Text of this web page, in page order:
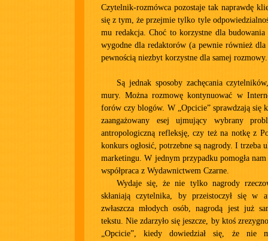
Czytelnik-rozmówca pozostaje tak naprawdę
się z tym, że przejmie tylko tyle
mu redakcja. Choć to korzystne dla
wygodne dla redaktorów (a pewnie również
pewnością niezbyt korzystne dla samej rozmowy.
Są jednak sposoby zachęcania
mury. Można rozmowę kontynuować w
forów czy blogów. W „Opcicie” sprawdzają się
zaangażowany esej ujmujący wybrany
antropologiczną refleksję, czy też na notkę z
konkurs ogłosić, potrzebne są nagrody. I trzeba
marketingu. W jednym przypadku pomogła
współpraca z Wydawnictwem Czarne.
Wydaje się, że nie tylko nagrody
skłaniają czytelnika, by przeistoczył się w
zwłaszcza młodych osób, nagrodą jest już
tekstu. Nie zdarzyło się jeszcze, by ktoś
„Opcicie”, kiedy dowiedział się, że nie